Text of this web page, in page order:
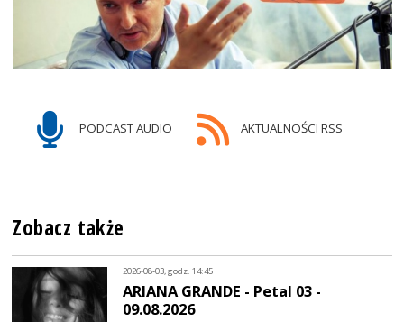
PODCAST AUDIO AKTUALNOŚCI RSS
Zobacz także
2026-08-03, godz. 14:45
ARIANA GRANDE - Petal 03 -
09.08.2026